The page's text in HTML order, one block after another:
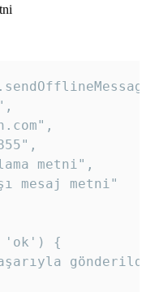
metni",
mesaj metni"
'ok') {